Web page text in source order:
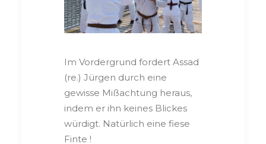
Im Vordergrund fordert Assad
(re.) Jürgen durch eine
gewisse Mißachtung heraus,
indem er ihn keines Blickes
würdigt. Natürlich eine fiese
Finte !